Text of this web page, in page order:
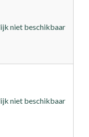
niet beschikbaar
niet beschikbaar